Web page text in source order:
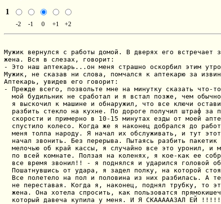
1
-2 -1 0 +1 +2
Мужик вернулся с работы домой. В дверях его встречает
жена. Вся в слезах, говорит:
- Это наш аптекарь...он меня страшно оскорбил этим
Мужик, не сказав ни слова, помчался к аптекарю за
Аптекарь, увидев его говорит:
- Прежде всего, позвольте мне на минутку сказать что-
мой будильник не сработал и я встал позже, чем
я выскочил к машине и обнаружил, что все ключи
разбить стекло на кухне. По дороге получил штраф за
скорости и примерно в 10-15 минутах езды от моей
спустило колесо. Когда же я наконец добрался до
меня толпа народу. Я начал их обслуживать, и тут
начал звонить. Без перерыва. Пытаясь разбить пакетик
мелочью об край кассы, я случайно все это уронил, и
по всей комнате. Ползая на коленях, я кое-как ее
все время звонил!! - я поднялся и ударился головой
Пошатнувшись от удара, я задел полку, на которой
Все полетело на пол и половина из них разбилась. А
не переставая. Когда я, наконец, поднял трубку, то
жена. Она хотела спросить, как пользоватся
который давеча купила у меня. И Я СКАААААЗАЛ ЕЙ